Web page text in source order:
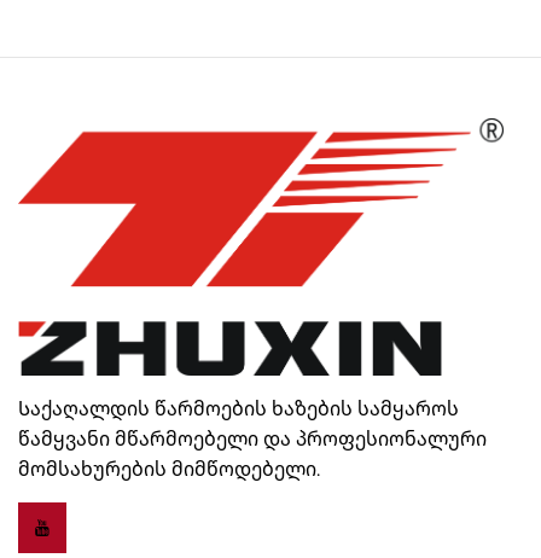
Საქაღალდის წარმოების ხაზების სამყაროს
წამყვანი მწარმოებელი და პროფესიონალური
მომსახურების მიმწოდებელი.